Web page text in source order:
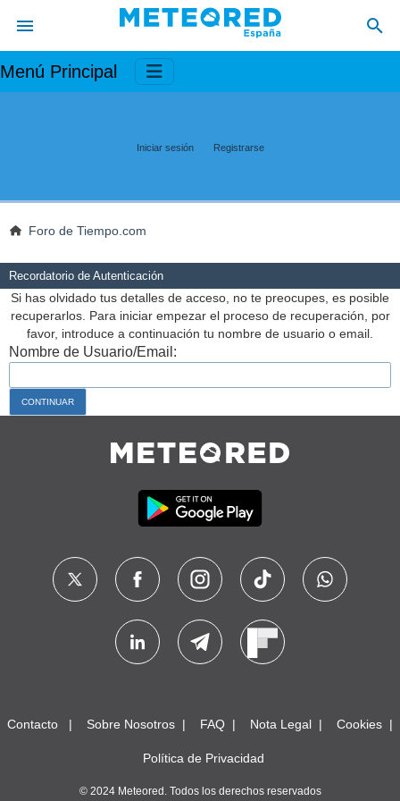
Menú Principal
Iniciar sesión Registrarse
Foro de Tiempo.com
Recordatorio de Autenticación
Si has olvidado tus detalles de acceso, no te preocupes, es posible
recuperarlos. Para iniciar empezar el proceso de recuperación, por
favor, introduce a continuación tu nombre de usuario o email.
Nombre de Usuario/Email:
Contacto Sobre Nosotros FAQ Nota Legal Cookies
Política de Privacidad
© 2024 Meteored. Todos los derechos reservados